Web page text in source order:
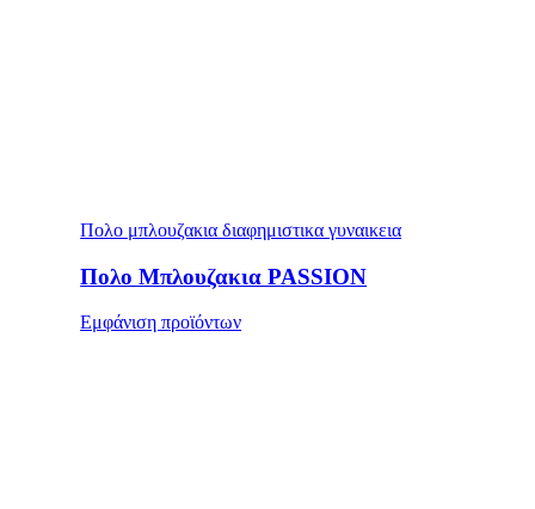
Πολο μπλουζακια διαφημιστικα γυναικεια
Πολο Μπλουζακια PASSION
Εμφάνιση προϊόντων